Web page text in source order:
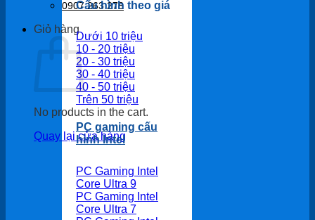
0907 263 278
Giỏ hàng
No products in the cart.
Quay lại cửa hàng
Cấu hình theo giá
Dưới 10 triệu
10 - 20 triệu
20 - 30 triệu
30 - 40 triệu
40 - 50 triệu
Trên 50 triệu
PC gaming cấu
hình Intel
PC Gaming Intel
Core Ultra 9
PC Gaming Intel
Core Ultra 7